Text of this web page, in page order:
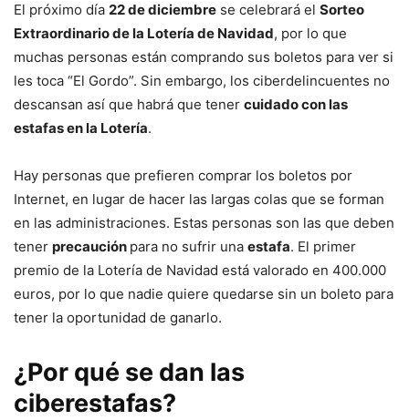
El próximo día 22 de diciembre se celebrará el Sorteo
Extraordinario de la Lotería de Navidad, por lo que
muchas personas están comprando sus boletos para ver si
les toca “El Gordo”. Sin embargo, los ciberdelincuentes no
descansan así que habrá que tener cuidado con las
estafas en la Lotería.
Hay personas que prefieren comprar los boletos por
Internet, en lugar de hacer las largas colas que se forman
en las administraciones. Estas personas son las que deben
tener precaución para no sufrir una estafa. El primer
premio de la Lotería de Navidad está valorado en 400.000
euros, por lo que nadie quiere quedarse sin un boleto para
tener la oportunidad de ganarlo.
¿Por qué se dan las
ciberestafas?